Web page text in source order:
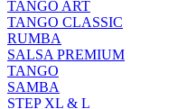
TANGO ART
TANGO CLASSIC
RUMBA
SALSA PREMIUM
TANGO
SAMBA
STEP XL & L